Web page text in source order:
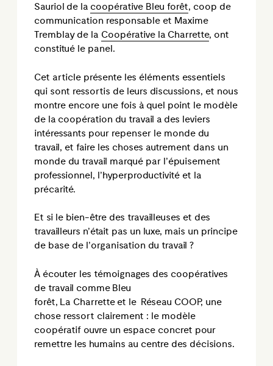
Sauriol de la coopérative Bleu forêt, coop de
communication responsable et Maxime
Tremblay de la Coopérative la Charrette, ont
constitué le panel.
Cet article présente les éléments essentiels
qui sont ressortis de leurs discussions, et nous
montre encore une fois à quel point le modèle
de la coopération du travail a des leviers
intéressants pour repenser le monde du
travail, et faire les choses autrement dans un
monde du travail marqué par l’épuisement
professionnel, l’hyperproductivité et la
précarité.
Et si le bien-être des travailleuses et des
travailleurs n’était pas un luxe, mais un principe
de base de l’organisation du travail ?
À écouter les témoignages des coopératives
de travail comme Bleu
forêt, La Charrette et le Réseau COOP, une
chose ressort clairement : le modèle
coopératif ouvre un espace concret pour
remettre les humains au centre des décisions.